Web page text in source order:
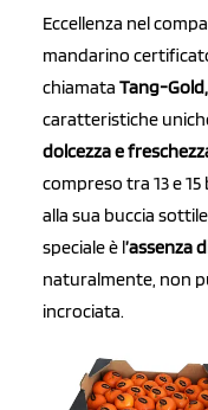
Eccellenza nel
mandarino
chiamata Tang-Gold,
caratteristiche
dolcezza e
compreso tra 13 e 15
alla sua buccia
speciale è l’assenza
naturalmente, non
incrociata.